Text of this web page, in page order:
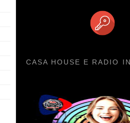
CASA HOUSE E RADIO